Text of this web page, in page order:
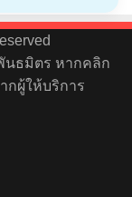
นธมิตร หากคลิก
กผู้ให้บริการ